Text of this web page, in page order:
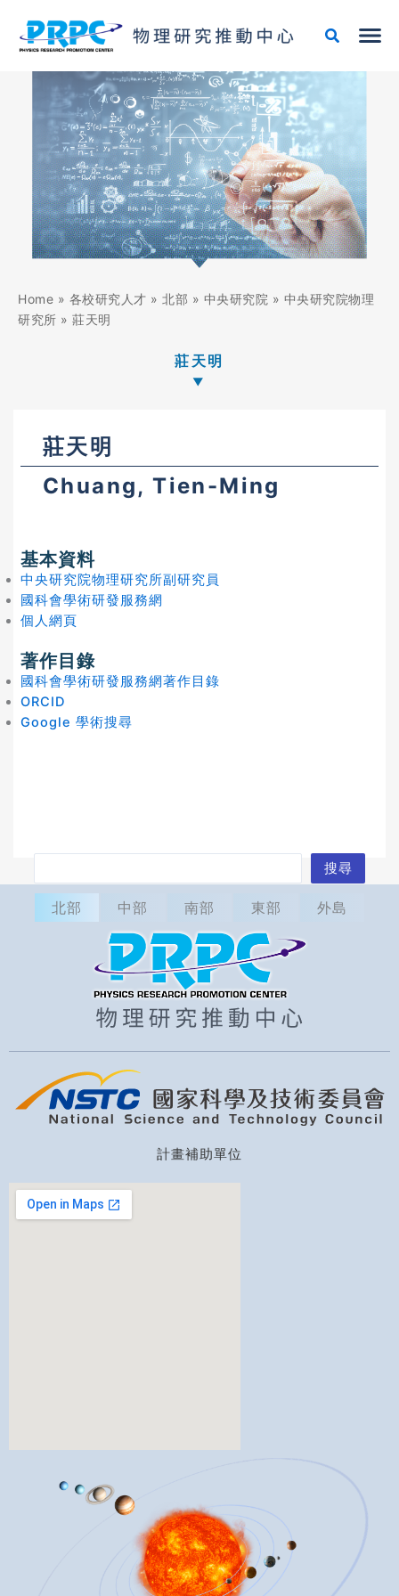
Home » 各校研究人才 » 北部 » 中央研究院 » 中央研究院物理
研究所 » 莊天明
莊天明
莊天明
Chuang, Tien-Ming
基本資料
中央研究院物理研究所副研究員
國科會學術研發服務網
個人網頁
著作目錄
國科會學術研發服務網著作目錄
ORCID
Google 學術搜尋
尋
搜尋
北部 中部 南部 東部 外島
計畫補助單位